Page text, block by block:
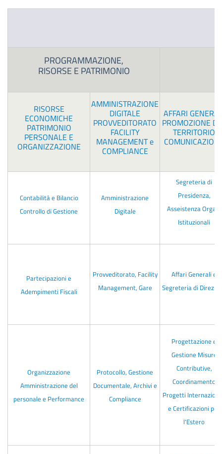
PROGRAMMAZIONE,
RISORSE E PATRIMONIO
RISORSE
ECONOMICHE
PATRIMONIO
PERSONALE E
ORGANIZZAZIONE
AMMINISTRAZIONE
DIGITALE
PROVVEDITORATO
FACILITY
MANAGEMENT e
COMPLIANCE
AFFARI
PROMOZIONE
TERRITORIO
Contabilità e Bilancio
Controllo di Gestione
Amministrazione
Digitale
Segreteria di
Presidenza,
Asseistenza Organi
Istituzionali
Partecipazioni e
Adempimenti Fiscali
Provveditorato, Facility
Management, Gare
Affari Generali e
Segreteria di
Organizzazione
Amministrazione del
personale e Performance
Protocollo, Gestione
Documentale, Archivi e
Compliance
Progettazione e
Gestione Misure
Contributive,
Coordinamento
Progetti
e Certificazioni per
l'Estero